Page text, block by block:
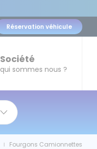
Réservation véhicule
Société
qui sommes nous ?
Fourgons Camionnettes